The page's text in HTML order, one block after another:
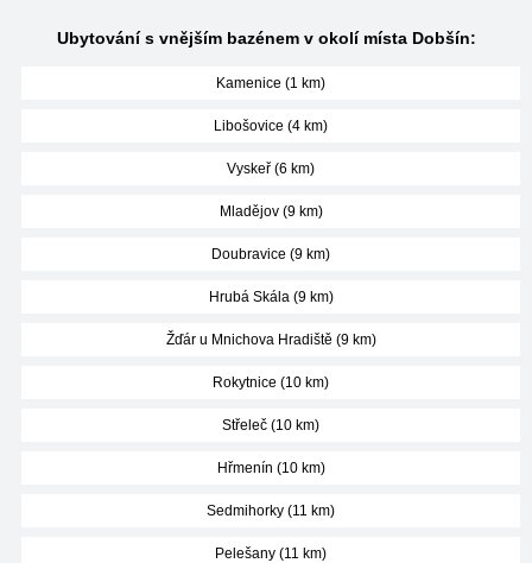
Ubytování s vnějším bazénem v okolí místa Dobšín:
Kamenice (1 km)
Libošovice (4 km)
Vyskeř (6 km)
Mladějov (9 km)
Doubravice (9 km)
Hrubá Skála (9 km)
Žďár u Mnichova Hradiště (9 km)
Rokytnice (10 km)
Střeleč (10 km)
Hřmenín (10 km)
Sedmihorky (11 km)
Pelešany (11 km)